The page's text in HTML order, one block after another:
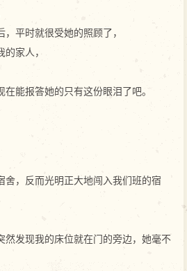
平时就很受她的照顾了，
家人，
能报答她的只有这份眼泪了吧。
舍，反而光明正大地闯入我们班的宿
然发现我的床位就在门的旁边，她毫不